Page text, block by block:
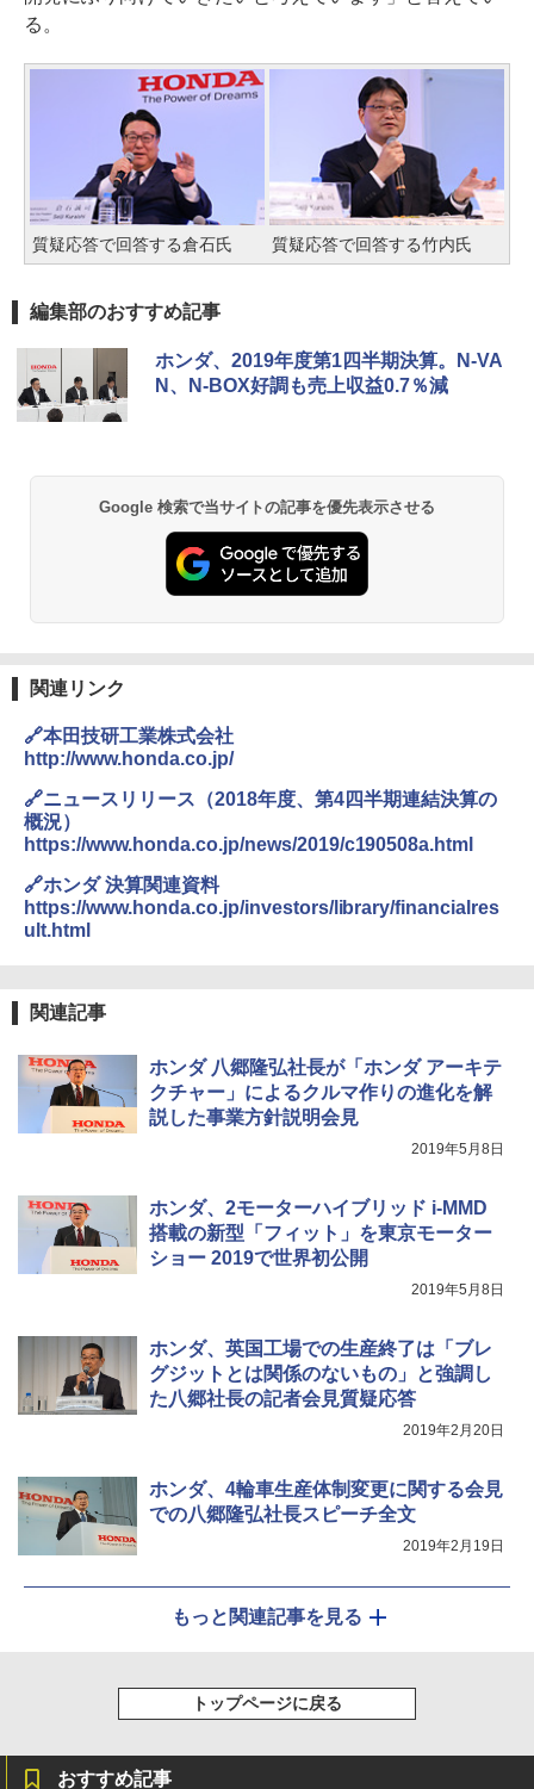
る。
質疑応答で回答する倉石氏 質疑応答で回答する竹内氏
編集部のおすすめ記事
ホンダ、2019年度第1四半期決算。N-VA
N、N-BOX好調も売上収益0.7％減
Google 検索で当サイトの記事を優先表示させる
関連リンク
🔗本田技研工業株式会社
http://www.honda.co.jp/
🔗ニュースリリース（2018年度、第4四半期連結決算の
概況）
https://www.honda.co.jp/news/2019/c190508a.html
🔗ホンダ 決算関連資料
https://www.honda.co.jp/investors/library/financialres
ult.html
関連記事
ホンダ 八郷隆弘社長が「ホンダ アーキテ
クチャー」によるクルマ作りの進化を解
説した事業方針説明会見
2019年5月8日
ホンダ、2モーターハイブリッド i-MMD
搭載の新型「フィット」を東京モーター
ショー 2019で世界初公開
2019年5月8日
ホンダ、英国工場での生産終了は「ブレ
グジットとは関係のないもの」と強調し
た八郷社長の記者会見質疑応答
2019年2月20日
ホンダ、4輪車生産体制変更に関する会見
での八郷隆弘社長スピーチ全文
2019年2月19日
もっと関連記事を見る
トップページに戻る
おすすめ記事